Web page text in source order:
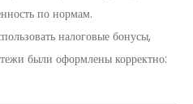
по нормам.
налоговые бонусы,
были оформлены корректно: